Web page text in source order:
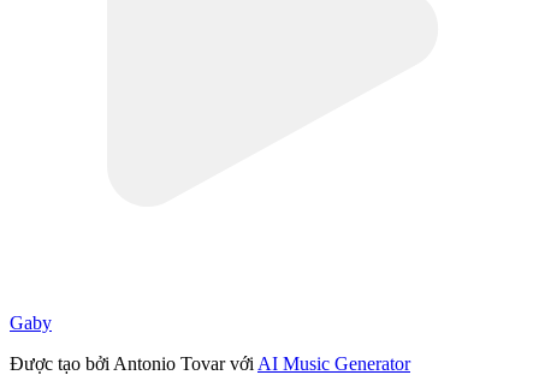
Gaby
Được tạo bởi Antonio Tovar với AI Music Generator